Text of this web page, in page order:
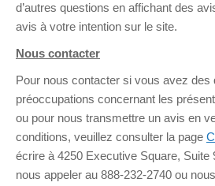
d’autres questions en affichant des
avis à votre intention sur le site.
Nous contacter
Pour nous contacter si vous avez des
préoccupations concernant les
ou pour nous transmettre un avis en
conditions, veuillez consulter la page
écrire à 4250 Executive Square, Suite
nous appeler au 888-232-2740 ou